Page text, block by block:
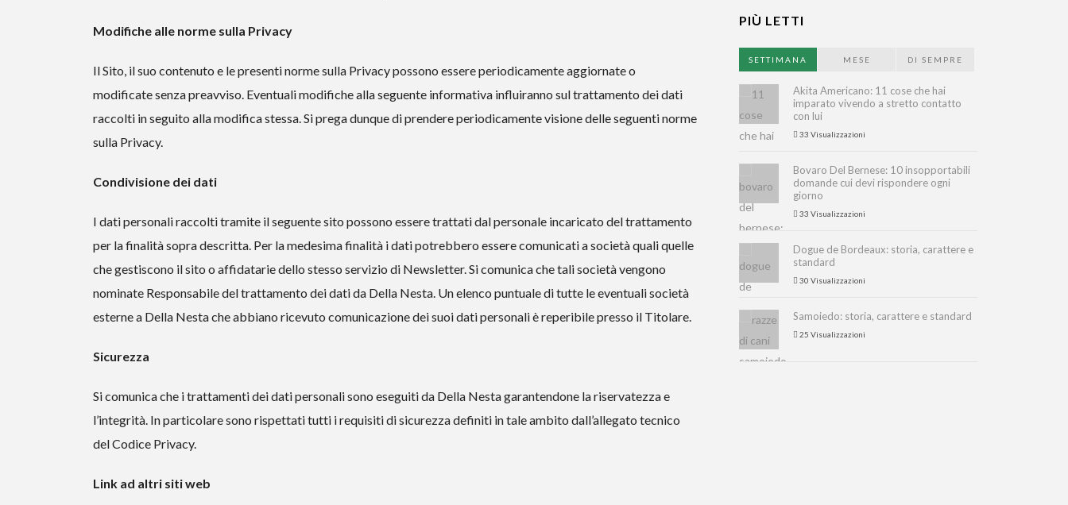
Modifiche alle norme sulla Privacy
Il Sito, il suo contenuto e le presenti norme sulla Privacy possono essere periodicamente aggiornate o
modificate senza preavviso. Eventuali modifiche alla seguente informativa influiranno sul trattamento dei dati
raccolti in seguito alla modifica stessa. Si prega dunque di prendere periodicamente visione delle seguenti norme
sulla Privacy.
Condivisione dei dati
I dati personali raccolti tramite il seguente sito possono essere trattati dal personale incaricato del trattamento
per la finalità sopra descritta. Per la medesima finalità i dati potrebbero essere comunicati a società quali quelle
che gestiscono il sito o affidatarie dello stesso servizio di Newsletter. Si comunica che tali società vengono
nominate Responsabile del trattamento dei dati da Della Nesta. Un elenco puntuale di tutte le eventuali società
esterne a Della Nesta che abbiano ricevuto comunicazione dei suoi dati personali è reperibile presso il Titolare.
Sicurezza
Si comunica che i trattamenti dei dati personali sono eseguiti da Della Nesta garantendone la riservatezza e
l’integrità. In particolare sono rispettati tutti i requisiti di sicurezza definiti in tale ambito dall’allegato tecnico
del Codice Privacy.
Link ad altri siti web
PIÙ LETTI
SETTIMANA MESE DI SEMPRE
Akita Americano: 11 cose che hai
imparato vivendo a stretto contatto
con lui
33 Visualizzazioni
Bovaro Del Bernese: 10 insopportabili
domande cui devi rispondere ogni
giorno
33 Visualizzazioni
Dogue de Bordeaux: storia, carattere e
standard
30 Visualizzazioni
Samoiedo: storia, carattere e standard
25 Visualizzazioni